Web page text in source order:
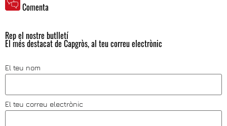
Comenta
Rep el nostre butlletí
El més destacat de Capgròs, al teu correu electrònic
El teu nom
El teu correu electrònic